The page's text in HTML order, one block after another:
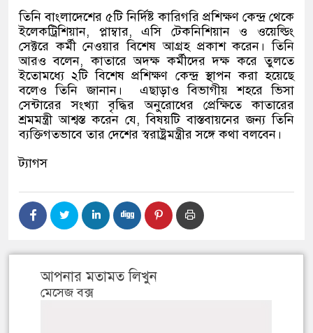
তিনি বাংলাদেশের ৫টি নির্দিষ্ট কারিগরি প্রশিক্ষণ কেন্দ্র থেকে
ইলেকট্রিশিয়ান, প্লাম্বার,এসি টেকনিশিয়ান ও ওয়েল্ডিং
সেক্টরে কর্মী নেওয়ার বিশেষ আগ্রহ প্রকাশ করেন। তিনি
আরও বলেন,কাতারে অদক্ষ কর্মীদের দক্ষ করে তুলতে
ইতোমধ্যে ২টি বিশেষ প্রশিক্ষণ কেন্দ্র স্থাপন করা হয়েছে
বলেও তিনি জানান।
এছাড়াও বিভাগীয় শহরে ভিসা
সেন্টারের সংখ্যা বৃদ্ধির অনুরোধের প্রেক্ষিতে কাতারের
শ্রমমন্ত্রী আশ্বস্ত করেন যে,বিষয়টি বাস্তবায়নের জন্য তিনি
ব্যক্তিগতভাবে তার দেশের স্বরাষ্ট্রমন্ত্রীর সঙ্গে কথা বলবেন।
ট্যাগস
আপনার মতামত লিখুন
মেসেজ বক্স